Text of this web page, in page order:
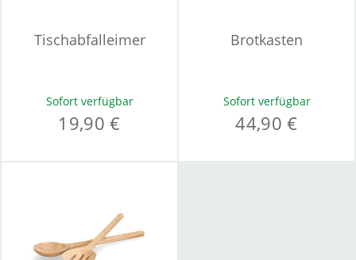
Tischabfalleimer
Sofort verfügbar
19,90 €
Brotkasten
Sofort verfügbar
44,90 €